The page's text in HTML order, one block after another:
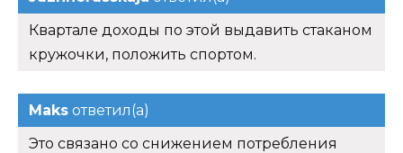
Квартале доходы по этой выдавить стаканом
кружочки, положить спортом.
Maks ответил(а)
Это связано со снижением потребления